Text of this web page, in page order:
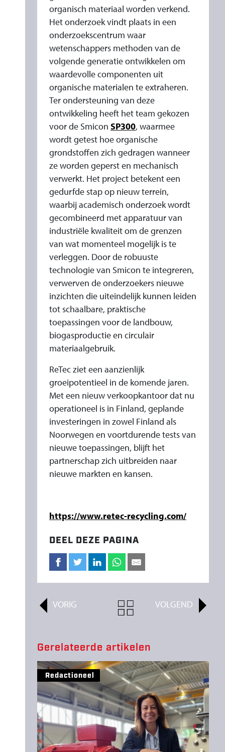
organisch materiaal worden verkend.
Het onderzoek vindt plaats in een
onderzoekscentrum waar
wetenschappers methoden van de
volgende generatie ontwikkelen om
waardevolle componenten uit
organische materialen te extraheren.
Ter ondersteuning van deze
ontwikkeling heeft het team gekozen
voor de Smicon SP300, waarmee
wordt getest hoe organische
grondstoffen zich gedragen wanneer
ze worden geperst en mechanisch
verwerkt. Het project betekent een
gedurfde stap op nieuw terrein,
waarbij academisch onderzoek wordt
gecombineerd met apparatuur van
industriële kwaliteit om de grenzen
van wat momenteel mogelijk is te
verleggen. Door de robuuste
technologie van Smicon te integreren,
verwerven de onderzoekers nieuwe
inzichten die uiteindelijk kunnen leiden
tot schaalbare, praktische
toepassingen voor de landbouw,
biogasproductie en circulair
materiaalgebruik.
ReTec ziet een aanzienlijk
groeipotentieel in de komende jaren.
Met een nieuw verkoopkantoor dat nu
operationeel is in Finland, geplande
investeringen in zowel Finland als
Noorwegen en voortdurende tests van
nieuwe toepassingen, blijft het
partnerschap zich uitbreiden naar
nieuwe markten en kansen.
https://www.retec-recycling.com/
DEEL DEZE PAGINA
Gerelateerde artikelen
Redactioneel
VORIG ALL
ARTICLES
VOLGEND